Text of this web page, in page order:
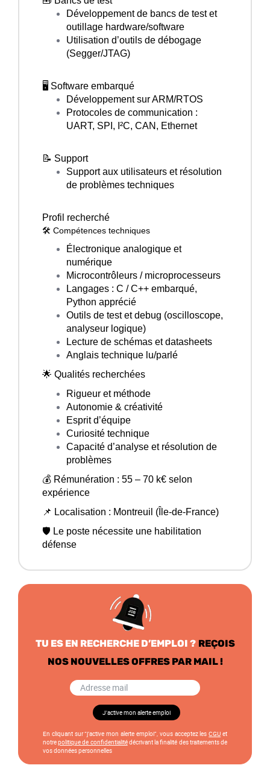
Développement de bancs de test et
outillage hardware/software
Utilisation d’outils de débogage
(Segger/JTAG)
🖥️ Software embarqué
Développement sur ARM/RTOS
Protocoles de communication :
UART, SPI, I²C, CAN, Ethernet
📝 Support
Support aux utilisateurs et résolution
de problèmes techniques
Profil recherché
🛠️ Compétences techniques
Électronique analogique et
numérique
Microcontrôleurs / microprocesseurs
Langages : C / C++ embarqué,
Python apprécié
Outils de test et debug (oscilloscope,
analyseur logique)
Lecture de schémas et datasheets
Anglais technique lu/parlé
🌟 Qualités recherchées
Rigueur et méthode
Autonomie & créativité
Esprit d’équipe
Curiosité technique
Capacité d’analyse et résolution de
problèmes
💰 Rémunération : 55 – 70 k€ selon
expérience
📌 Localisation : Montreuil (Île-de-France)
🛡 Le poste nécessite une habilitation
défense
TU ES EN RECHERCHE D’EMPLOI ? REÇOIS
NOS NOUVELLES OFFRES PAR MAIL !
En cliquant sur “j’active mon alerte emploi”, vous acceptez lesCGU et
notrepolitique de confidentialitédécrivant la finalité des traitements de
vos données personnelles